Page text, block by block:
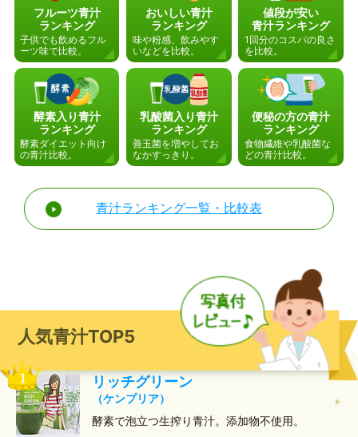
フルーツ青汁
ランキング
子供でも飲めるフル
ーツ味で比較。
おいしい青汁
ランキング
味や粉感、飲みやす
いなどを比較。
値段が安い
青汁ランキング
1回分のコスパの良さ
を比較。
酵素入り青汁
ランキング
酵素ダイエット向け
の青汁比較。
乳酸菌入り青汁
ランキング
善玉菌を増やしてお
なかすっきり。
便秘の方の青汁
ランキング
食物繊維や乳酸菌な
どの青汁比較。
青汁ランキング一覧・比較表
人気青汁TOP5
リッチグリーン
（ケンプリア）
酵素で泡立つ生搾り青汁。添加物不使用。